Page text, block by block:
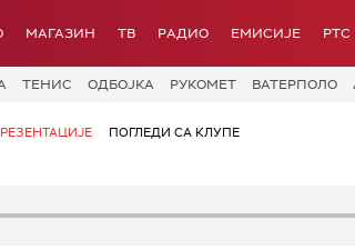
МАГАЗИН ТВ РАДИО ЕМИСИЈЕ РТС
ТЕНИС ОДБОЈКА РУКОМЕТ ВАТЕРПОЛО
ПОГЛЕДИ СА КЛУПЕ